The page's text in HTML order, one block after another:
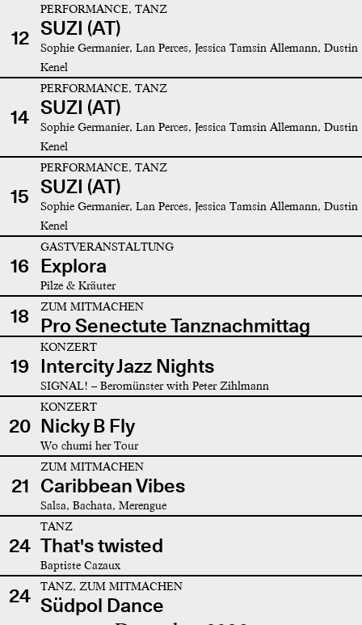
12
PERFORMANCE, TANZ
SUZI (AT)
Sophie Germanier, Lan Perces, Jessica Tamsin Allemann, Dustin
Kenel
14
PERFORMANCE, TANZ
SUZI (AT)
Sophie Germanier, Lan Perces, Jessica Tamsin Allemann, Dustin
Kenel
15
PERFORMANCE, TANZ
SUZI (AT)
Sophie Germanier, Lan Perces, Jessica Tamsin Allemann, Dustin
Kenel
16
GASTVERANSTALTUNG
Explora
Pilze & Kräuter
18 ZUM MITMACHEN
Pro Senectute Tanznachmittag
19
KONZERT
Intercity Jazz Nights
SIGNAL! – Beromünster with Peter Zihlmann
20
KONZERT
Nicky B Fly
Wo chumi her Tour
21
ZUM MITMACHEN
Caribbean Vibes
Salsa, Bachata, Merengue
24
TANZ
That's twisted
Baptiste Cazaux
24 TANZ, ZUM MITMACHEN
Südpol Dance